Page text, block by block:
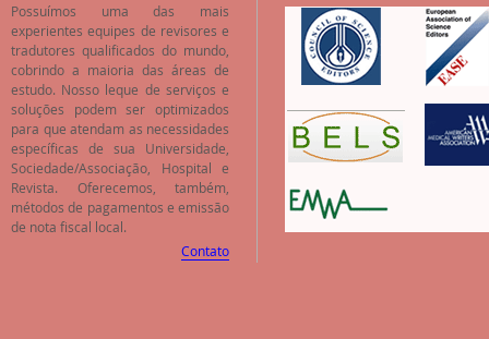
Possuímos uma das mais
experientes equipes de revisores e
tradutores qualificados do mundo,
cobrindo a maioria das áreas de
estudo. Nosso leque de serviços e
soluções podem ser optimizados
para que atendam as necessidades
específicas de sua Universidade,
Sociedade/Associação, Hospital e
Revista. Oferecemos, também,
métodos de pagamentos e emissão
de nota fiscal local.
Contato